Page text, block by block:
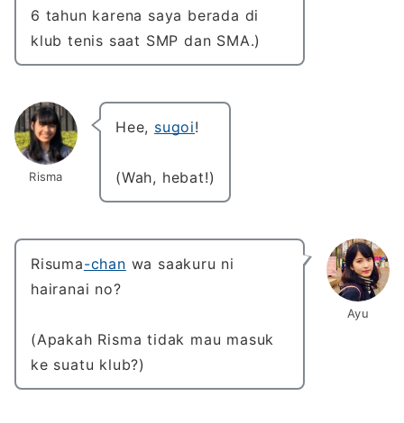
6 tahun karena saya berada di
klub tenis saat SMP dan SMA.)
Risma
Hee, sugoi!
(Wah, hebat!)
Ayu
Risuma-chan wa saakuru ni
hairanai no?
(Apakah Risma tidak mau masuk
ke suatu klub?)